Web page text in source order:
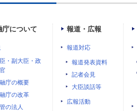
庁について
・副大臣・政
庁の概要
庁の改革
の法人
報道・広報
報道対応
報道発表資料
記者会見
大臣談話等
広報活動